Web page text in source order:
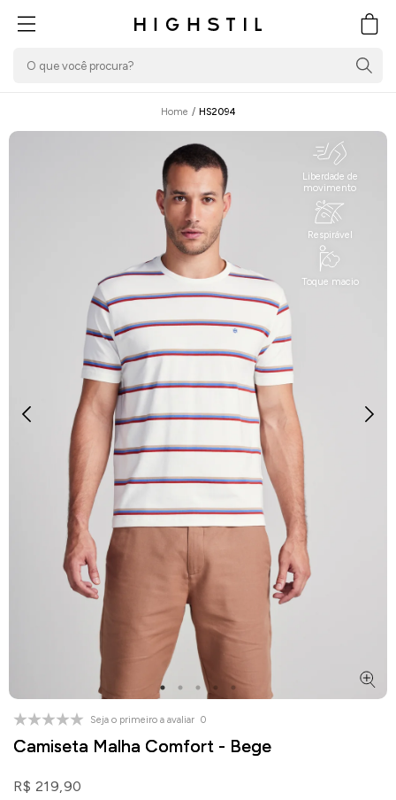
Home / HS2094
Liberdade de
movimento
Respirável
Toque macio
Seja o primeiro a avaliar 0
Camiseta Malha Comfort - Bege
R$ 219,90